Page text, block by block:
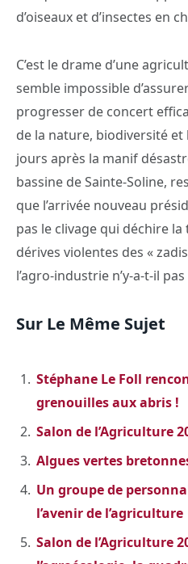
d’oiseaux et d’insectes en
C’est le drame d’une
semble impossible
progresser de concert
de la nature, biodiversité
jours après la manif
bassine de Sainte-Soline,
que l’arrivée nouveau
pas le clivage qui déchire
dérives violentes des «
l’agro-industrie n’y-a-t-il
Sur Le Même Sujet
Stéphane Le Foll
grenouilles aux abris !
Salon de l’Agriculture
Algues vertes
Un groupe de
l’avenir de l’agriculture
Salon de l’Agriculture